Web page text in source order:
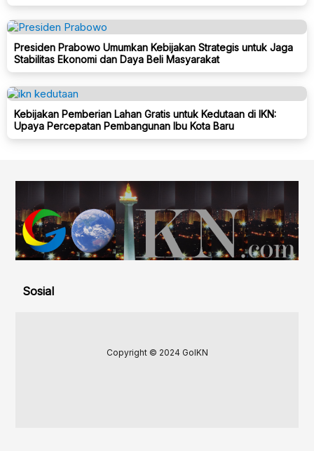
Presiden Prabowo Umumkan Kebijakan Strategis untuk Jaga
Stabilitas Ekonomi dan Daya Beli Masyarakat
Kebijakan Pemberian Lahan Gratis untuk Kedutaan di IKN:
Upaya Percepatan Pembangunan Ibu Kota Baru
Sosial
Copyright © 2024 GoIKN